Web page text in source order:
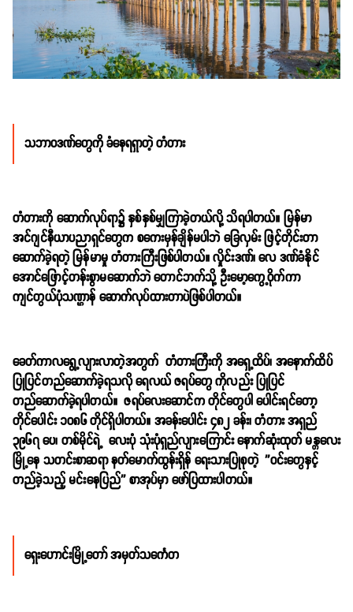
သဘာဝဒဏ်တွေကို ခံနေရရှာတဲ့ တံတား
တံတားကို ဆောက်လုပ်ရာ၌ နှစ်နှစ်မျှကြာခဲ့တယ်လို့ သိရပါတယ်။ မြန်မာ
အင်ဂျင်နီယာပညာရှင်တွေက စကေးမှန်ချိန်မပါဘဲ ခြေလှမ်း ဖြင့်တိုင်းတာ
ဆောက်ခဲ့ရတဲ့ မြန်မာမှု တံတားကြီးဖြစ်ပါတယ်။ လှိုင်းဒဏ်၊ လေ ဒဏ်ခံနိုင်
အောင်ဖြောင့်တန်းစွာမဆောက်ဘဲ တောင်ဘက်သို့ ဦးမော့ကွေ့ဝိုက်ကာ
ကျင်တွယ်ပုံသဏ္ဌာန် ဆောက်လုပ်ထားတာပဲဖြစ်ပါတယ်။
ခေတ်ကာလရွေ့လျားလာတဲ့အတွက် တံတားကြီးကို အရှေ့ထိပ်၊ အနောက်ထိပ်
ပြုပြင်တည်ဆောက်ခဲ့ရသလို ရေလယ် ဇရပ်တွေ ကိုလည်း ပြုပြင်
တည်ဆောက်ခဲ့ရပါတယ်။ ဇရပ်လေးဆောင်က တိုင်တွေပါ ပေါင်းရင်တော့
တိုင်ပေါင်း ၁ဝ၈၆ တိုင်ရှိပါတယ်။ အခန်းပေါင်း ၄၈၂ ခန်း၊ တံတား အရှည်
၃၉၆၇ ပေ၊ တစ်မိုင်ရဲ့ လေးပုံ သုံးပုံရှည်လျားကြောင်း နောက်ဆုံးထုတ် မန္တလေး
မြို့နေ သတင်းစာဆရာ နတ်မောက်ထွန်းရှိန် ရေးသားပြုစုတဲ့ ''ဝင်းတွေနှင့်
တည်ခဲ့သည့် မင်းနေပြည်'' စာအုပ်မှာ ဖော်ပြထားပါတယ်။
ရှေးဟောင်းမြို့တော် အမှတ်သင်္ကေတ